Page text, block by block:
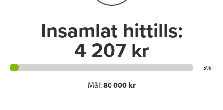
n
Insamlat hittills:
4 207 kr
5%
Mål:80 000 kr